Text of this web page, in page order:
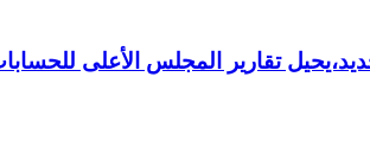
تقارير المجلس الأعلى